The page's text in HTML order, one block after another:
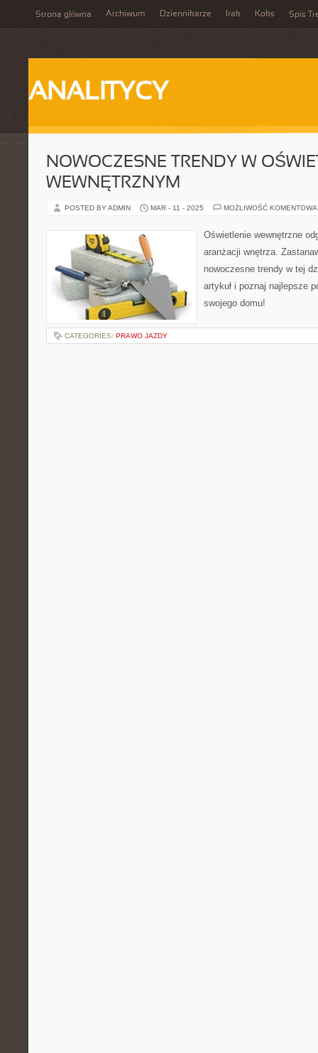
Strona główna Archiwum Dziennikarze Irak Koks Spis
ANALITYCY
NOWOCZESNE TRENDY W
WEWNĘTRZNYM
POSTED BY ADMIN MAR - 11 - 2025 MOŻLIWOŚĆ
Oświetlenie wewnętrzne
aranżacji wnętrza.
nowoczesne trendy w tej
artykuł i poznaj najlepsze
swojego domu!
CATEGORIES: PRAWO JAZDY